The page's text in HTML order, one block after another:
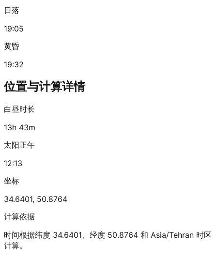
日落
19:05
黄昏
19:32
位置与计算详情
白昼时长
13h 43m
太阳正午
12:13
坐标
34.6401, 50.8764
计算依据
时间根据纬度 34.6401、经度 50.8764 和 Asia/Tehran 时区
计算。